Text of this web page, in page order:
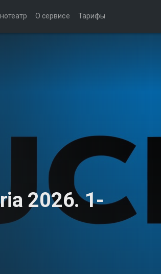
О сервисе Тарифы
2026. 1-